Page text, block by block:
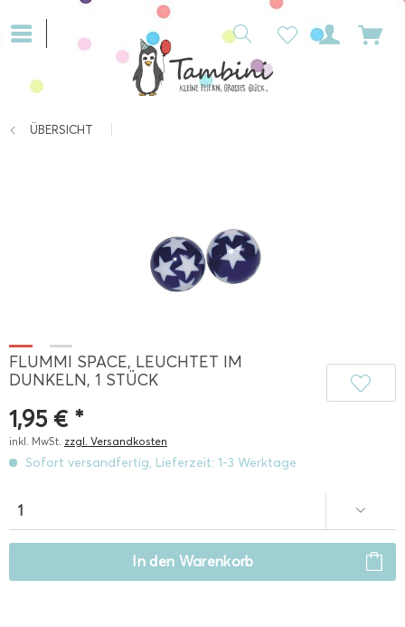
ÜBERSICHT
FLUMMI SPACE, LEUCHTET IM
DUNKELN, 1 STÜCK
1,95 € *
inkl. MwSt. zzgl. Versandkosten
Sofort versandfertig, Lieferzeit: 1-3 Werktage
In den Warenkorb